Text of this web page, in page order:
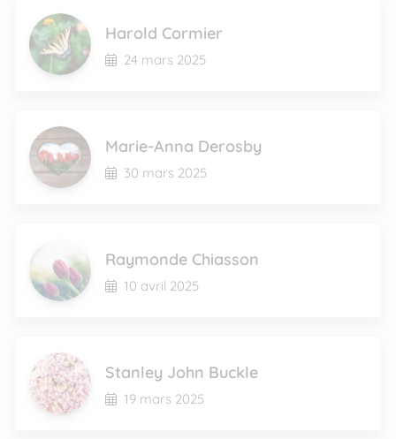
Harold Cormier
24 mars 2025
Marie-Anna Derosby
30 mars 2025
Raymonde Chiasson
10 avril 2025
Stanley John Buckle
19 mars 2025